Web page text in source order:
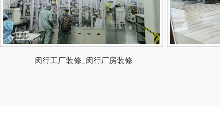
闵行工厂装修_闵行厂房装修